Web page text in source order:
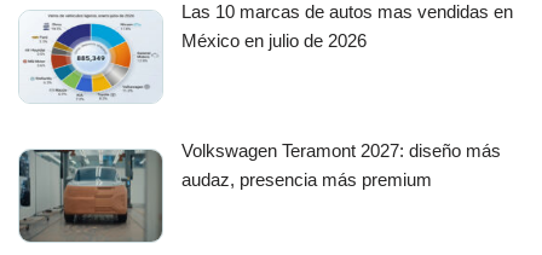
Las 10 marcas de autos mas vendidas en
México en julio de 2026
Volkswagen Teramont 2027: diseño más
audaz, presencia más premium